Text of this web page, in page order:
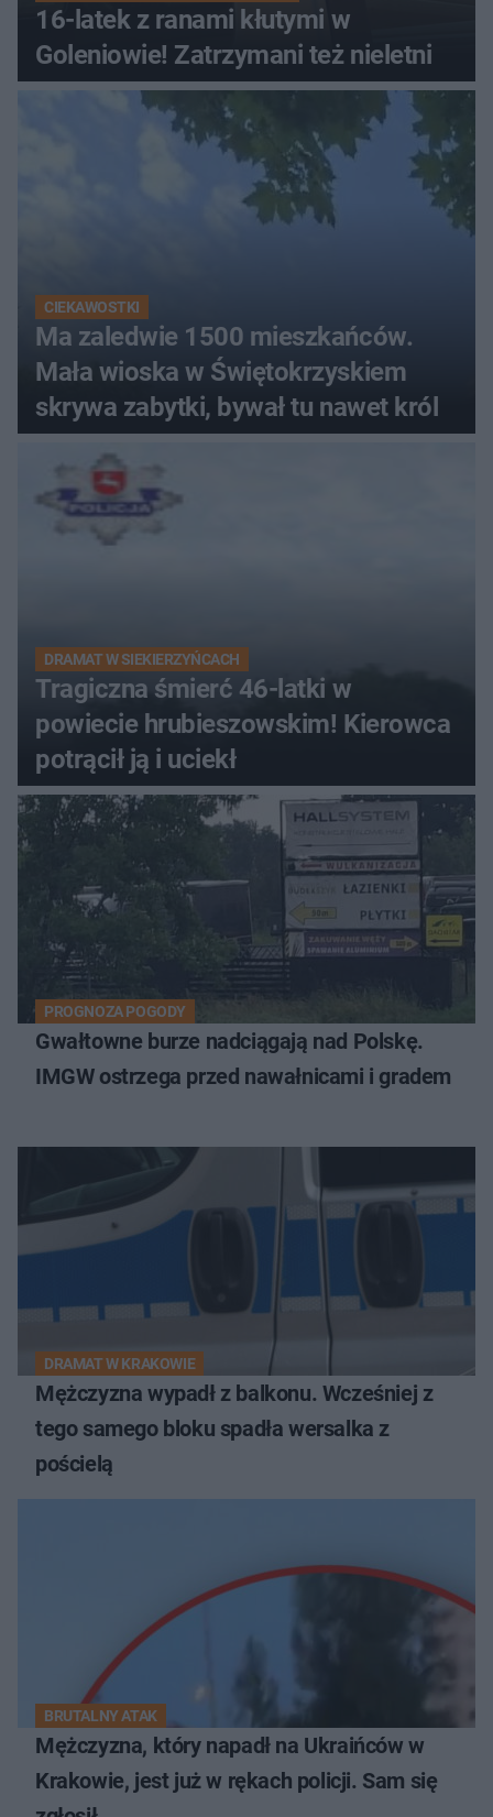
16-latek z ranami kłutymi w
Goleniowie! Zatrzymani też nieletni
CIEKAWOSTKI
Ma zaledwie 1500 mieszkańców.
Mała wioska w Świętokrzyskiem
skrywa zabytki, bywał tu nawet król
DRAMAT W SIEKIERZYŃCACH
Tragiczna śmierć 46-latki w
powiecie hrubieszowskim! Kierowca
potrącił ją i uciekł
PROGNOZA POGODY
Gwałtowne burze nadciągają nad Polskę.
IMGW ostrzega przed nawałnicami i gradem
DRAMAT W KRAKOWIE
Mężczyzna wypadł z balkonu. Wcześniej z
tego samego bloku spadła wersalka z
pościelą
BRUTALNY ATAK
Mężczyzna, który napadł na Ukraińców w
Krakowie, jest już w rękach policji. Sam się